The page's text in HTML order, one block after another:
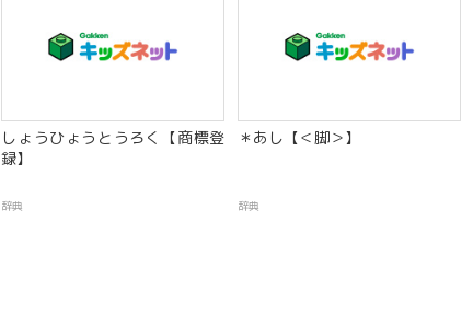
しょうひょうとうろく【商標登
録】
辞典
＊あし【＜脚＞】
辞典